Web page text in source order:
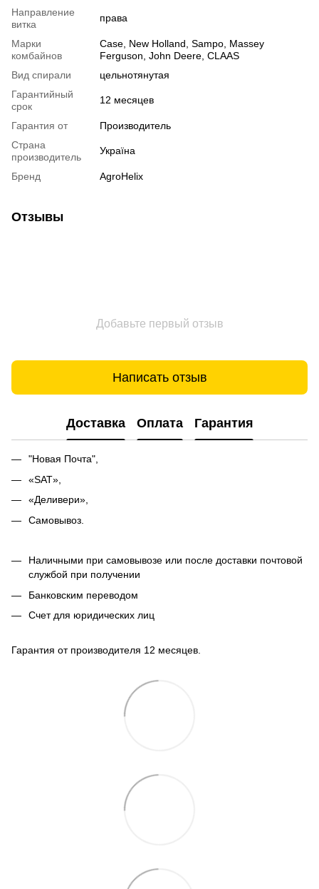
Направление
витка
права
Марки
комбайнов
Case, New Holland, Sampo, Massey
Ferguson, John Deere, CLAAS
Вид спирали
цельнотянутая
Гарантийный
срок
12 месяцев
Гарантия от
Производитель
Страна
производитель
Україна
Бренд AgroHelix
Отзывы
Добавьте первый отзыв
Написать отзыв
Доставка Оплата Гарантия
"Новая Почта",
«SAT»,
«Деливери»,
Самовывоз.
Наличными при самовывозе или после доставки почтовой
службой при получении
Банковским переводом
Счет для юридических лиц
Гарантия от производителя 12 месяцев.